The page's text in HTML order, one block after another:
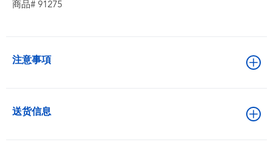
商品# 91275
注意事項
送货信息